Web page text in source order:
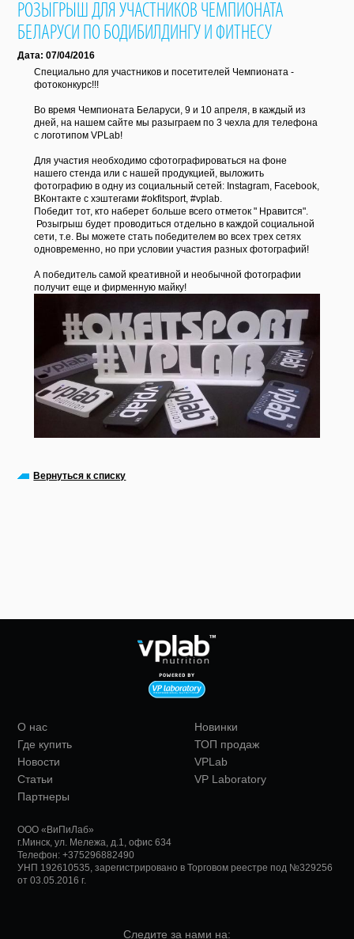
РОЗЫГРЫШ ДЛЯ УЧАСТНИКОВ ЧЕМПИОНАТА
БЕЛАРУСИ ПО БОДИБИЛДИНГУ И ФИТНЕСУ
Дата: 07/04/2016
Специально для участников и посетителей Чемпионата -
фотоконкурс!!!
Во время Чемпионата Беларуси, 9 и 10 апреля, в каждый из
дней, на нашем сайте мы разыграем по 3 чехла для телефона
с логотипом VPLab!
Для участия необходимо сфотографироваться на фоне
нашего стенда или с нашей продукцией, выложить
фотографию в одну из социальный сетей: Instagram, Facebook,
ВКонтакте с хэштегами #okfitsport, #vplab.
Победит тот, кто наберет больше всего отметок " Нравится".
Розыгрыш будет проводиться отдельно в каждой социальной
сети, т.е. Вы можете стать победителем во всех трех сетях
одновременно, но при условии участия разных фотографий!
А победитель самой креативной и необычной фотографии
получит еще и фирменную майку!
Вернуться к списку
О нас
Где купить
Новости
Статьи
Партнеры
Новинки
ТОП продаж
VPLab
VP Laboratory
ООО «ВиПиЛаб»
г.Минск,ул. Мележа, д.1, офис 634
Телефон:+375296882490
УНП 192610535, зарегистрировано в Торговом реестре под №329256
от 03.05.2016 г.
Следите за нами на: